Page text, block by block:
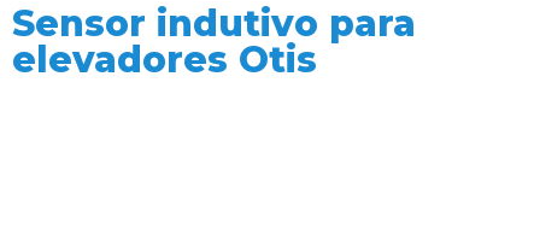
Sensor indutivo para
elevadores Otis